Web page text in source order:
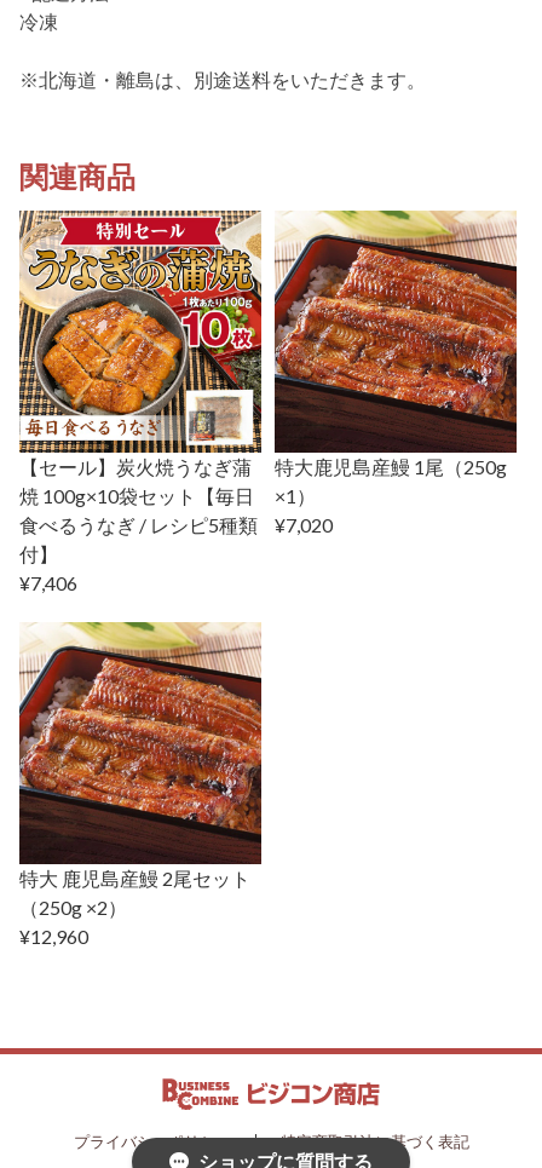
冷凍
※北海道・離島は、別途送料をいただきます。
関連商品
【セール】炭火焼うなぎ蒲
焼 100g×10袋セット【毎日
食べるうなぎ / レシピ5種類
付】
¥7,406
特大鹿児島産鰻 1尾（250g
×1）
¥7,020
特大 鹿児島産鰻 2尾セット
（250g ×2）
¥12,960
プライバシーポリシー 特定商取引法に基づく表記
ショップに質問する